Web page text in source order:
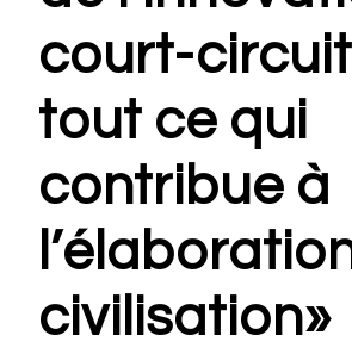
court-
tout ce qui
contribue à
civilisation»